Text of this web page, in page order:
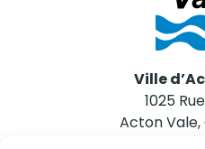
Ville
1025
Acton Vale,